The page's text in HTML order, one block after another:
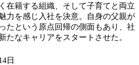
在籍する組織、そして子育てと両立
力を感じ入社を決意。自身の父親が
たという原点回帰の側面もあり、社
たなキャリアをスタートさせた。
日